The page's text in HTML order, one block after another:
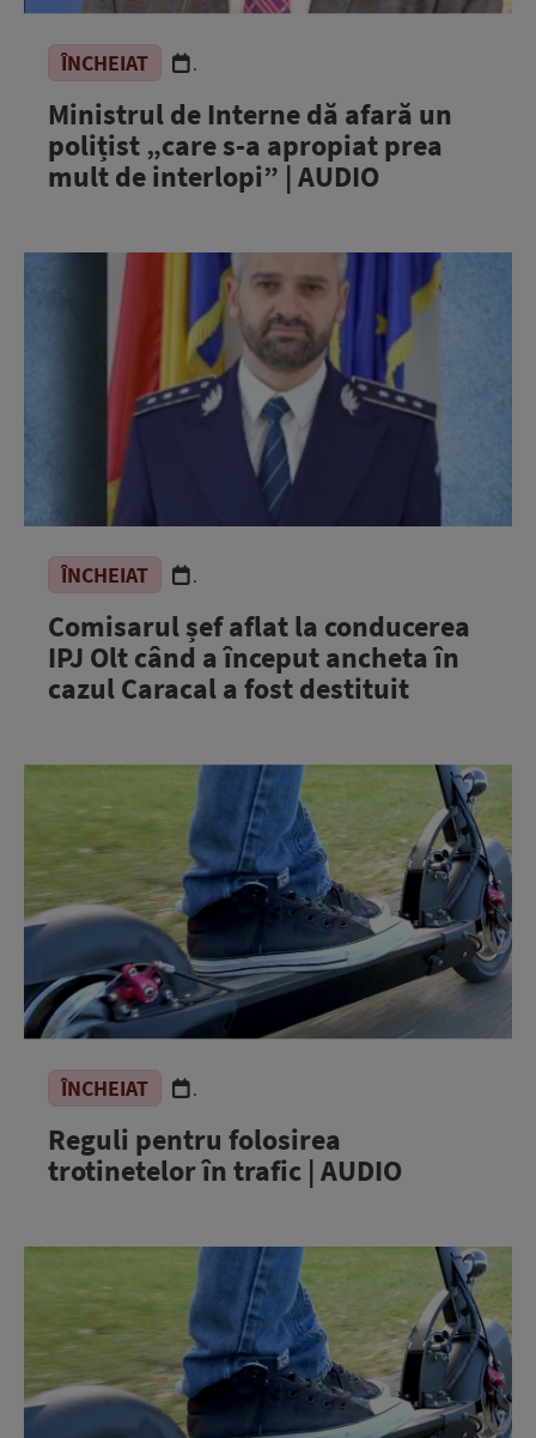
ÎNCHEIAT .
Ministrul de Interne dă afară un
polițist „care s-a apropiat prea
mult de interlopi” | AUDIO
ÎNCHEIAT .
Comisarul șef aflat la conducerea
IPJ Olt când a început ancheta în
cazul Caracal a fost destituit
ÎNCHEIAT .
Reguli pentru folosirea
trotinetelor în trafic | AUDIO